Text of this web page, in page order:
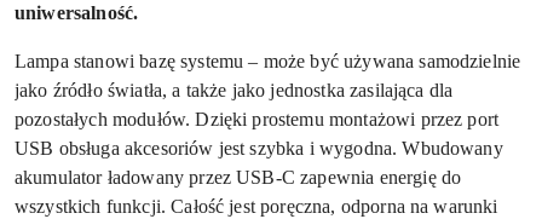
uniwersalność.
Lampa stanowi bazę systemu – może być używana samodzielnie
jako źródło światła, a także jako jednostka zasilająca dla
pozostałych modułów. Dzięki prostemu montażowi przez port
USB obsługa akcesoriów jest szybka i wygodna. Wbudowany
akumulator ładowany przez USB-C zapewnia energię do
wszystkich funkcji. Całość jest poręczna, odporna na warunki